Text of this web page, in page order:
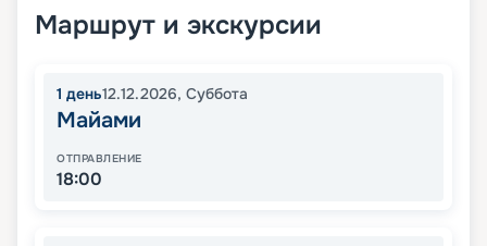
Маршрут и экскурсии
1 день12.12.2026, Суббота
Майами
ОТПРАВЛЕНИЕ
18:00